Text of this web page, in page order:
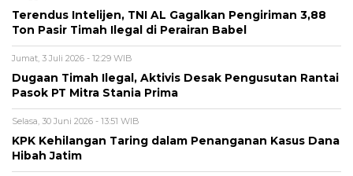
Terendus Intelijen, TNI AL Gagalkan Pengiriman 3,88
Ton Pasir Timah Ilegal di Perairan Babel
Jumat, 3 Juli 2026 - 12:29 WIB
Dugaan Timah Ilegal, Aktivis Desak Pengusutan Rantai
Pasok PT Mitra Stania Prima
Selasa, 30 Juni 2026 - 13:51 WIB
KPK Kehilangan Taring dalam Penanganan Kasus Dana
Hibah Jatim